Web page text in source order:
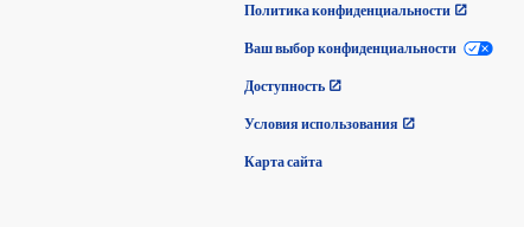
Политика конфиденциальности
Ваш выбор конфиденциальности
Доступность
Условия использования
Карта сайта